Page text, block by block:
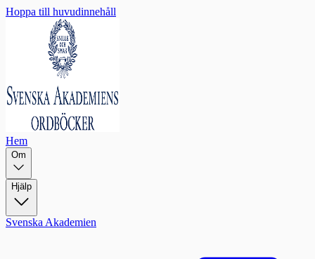
Hoppa till huvudinnehåll
Hem
Om
Hjälp
Svenska Akademien